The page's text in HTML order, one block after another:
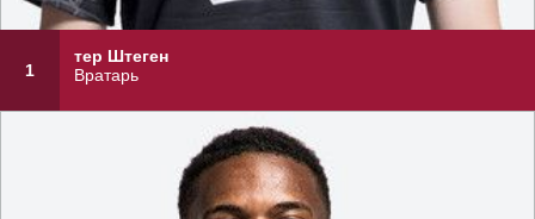
1
тер Штеген
Вратарь